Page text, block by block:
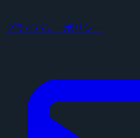
プライバシーポリシー